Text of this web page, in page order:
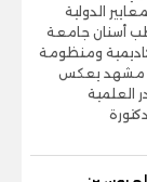
الدولية
أسنان جامعة
ومنظومة
مشهد يعكس
العلمية